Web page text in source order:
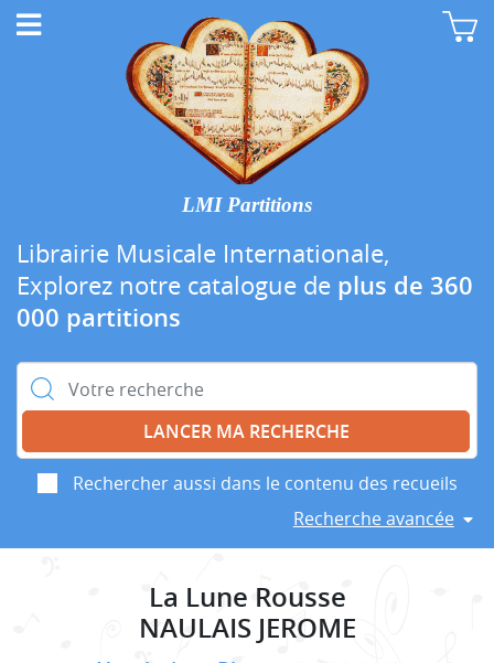
LMI Partitions
Librairie Musicale Internationale,
Explorez notre catalogue de plus de 360
000 partitions
Rechercher :
Rechercher aussi dans le contenu des recueils
Recherche avancée
La Lune Rousse
NAULAIS JEROME